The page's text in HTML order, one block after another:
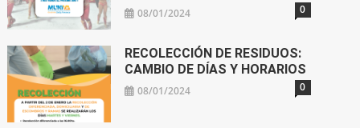
08/01/2024 0
RECOLECCIÓN DE RESIDUOS:
CAMBIO DE DÍAS Y HORARIOS
08/01/2024 0